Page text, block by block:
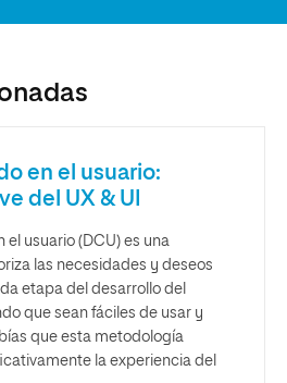
en el usuario:
del UX & UI
el usuario (DCU) es una
las necesidades y deseos
etapa del desarrollo del
que sean fáciles de usar y
que esta metodología
la experiencia del